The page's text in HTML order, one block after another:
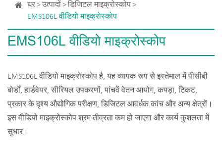
घर उत्पादों
डिजिटल माइक्रोस्कोप
EMS106L वीडियो माइक्रोस्कोप
EMS106L वीडियो माइक्रोस्कोप
EMS106L वीडियो माइक्रोस्कोप है, यह व्यापक रूप से इस्तेमाल में पीसीबी
बोर्डों, हार्डवेयर, सीरियल उपकरणों, पांचवें वेतन आयोग, कपड़ा, टिकट,
प्रकार के दृश्य औद्योगिक परीक्षण, डिजिटल आवर्धक कांच और अन्य क्षेत्रों।
इस वीडियो माइक्रोस्कोप श्रम तीव्रता कम हो जाएगा और कार्य कुशलता में
सुधार।